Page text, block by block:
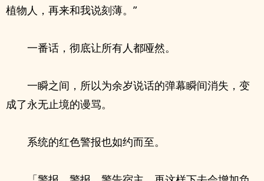
植物人，再来和我说刻薄。”
一番话，彻底让所有人都哑然。
一瞬之间，所以为余岁说话的弹幕瞬间消失，变
成了永无止境的谩骂。
系统的红色警报也如约而至。